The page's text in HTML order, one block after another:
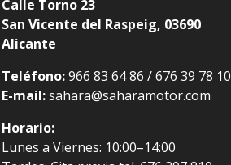
Calle Torno 23
San Vicente del Raspeig, 03690
Alicante
Teléfono: 966 83 64 86 / 676 39 78 10
E-mail:sahara@saharamotor.com
Horario:
Lunes a Viernes: 10:00–14:00